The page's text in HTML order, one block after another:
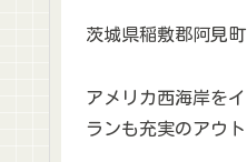
茨城県稲敷郡阿見
アメリカ西海岸を
ランも充実のアウ